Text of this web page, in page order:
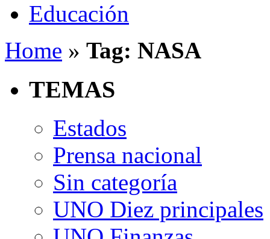
Educación
Home » Tag: NASA
TEMAS
Estados
Prensa nacional
Sin categoría
UNO Diez principales